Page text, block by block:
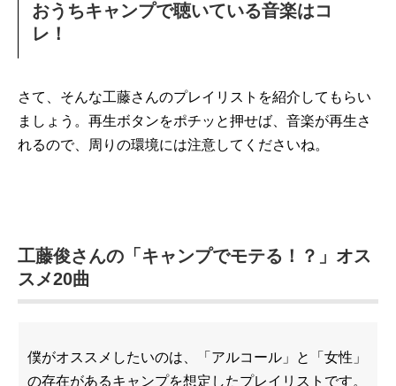
おうちキャンプで聴いている音楽はコ
レ！
さて、そんな工藤さんのプレイリストを紹介してもらい
ましょう。再生ボタンをポチッと押せば、音楽が再生さ
れるので、周りの環境には注意してくださいね。
工藤俊さんの「キャンプでモテる！？」オス
スメ20曲
僕がオススメしたいのは、「アルコール」と「女性」
の存在があるキャンプを想定したプレイリストです。